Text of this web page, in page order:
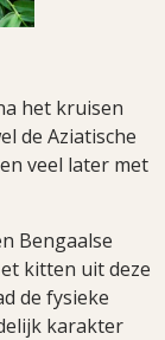
het kruisen
de Aziatische
veel later met
Bengaalse
kitten uit deze
de fysieke
karakter